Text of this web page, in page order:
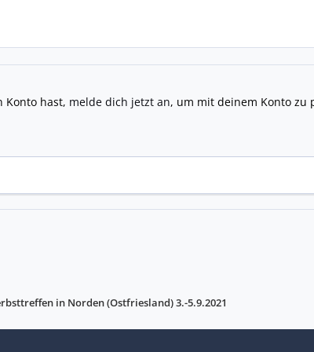
Konto hast, melde dich jetzt an, um mit deinem Konto zu
in Norden (Ostfriesland) 3.-5.9.2021